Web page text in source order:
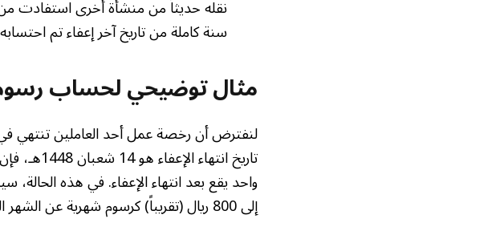
سنة كاملة من تاريخ آخر إعفاء تم
مثال توضيحي لحساب رسوم
إلى 800 ريال (تقريباً) كرسوم شهرية عن الشهر الذي يقع خارج فترة الإعفاء.